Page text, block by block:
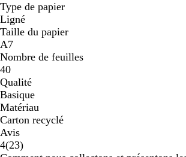
Type de papier
Ligné
Taille du papier
A7
Nombre de feuilles
40
Qualité
Basique
Matériau
Carton recyclé
Avis
4(2323
)